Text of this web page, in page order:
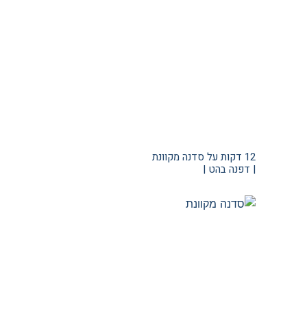
12 דקות על סדנה מקוונת
| דפנה בהט |